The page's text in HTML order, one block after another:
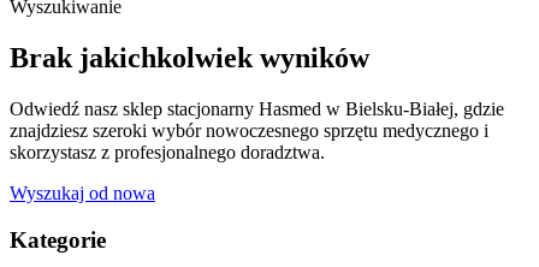
Wyszukiwanie
Brak jakichkolwiek wyników
Odwiedź nasz sklep stacjonarny Hasmed w Bielsku-Białej, gdzie
znajdziesz szeroki wybór nowoczesnego sprzętu medycznego i
skorzystasz z profesjonalnego doradztwa.
Wyszukaj od nowa
Kategorie